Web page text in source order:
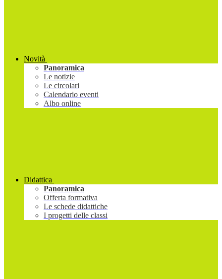
Novità
Panoramica
Le notizie
Le circolari
Calendario eventi
Albo online
Didattica
Panoramica
Offerta formativa
Le schede didattiche
I progetti delle classi